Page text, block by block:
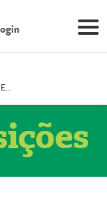
Prestador Decordis Exames Cardiológicos LTDA (51004346-0)